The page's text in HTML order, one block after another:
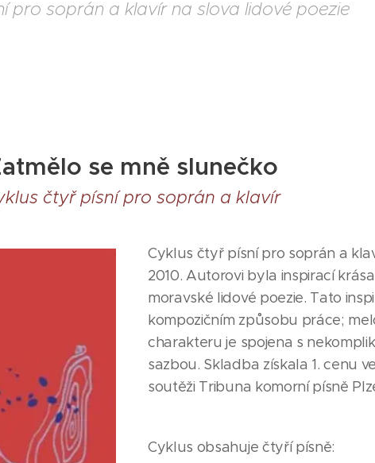
pro soprán a klavír na slova lidové poezie
se mně slunečko
čtyř písní pro soprán a klavír
Cyklus čtyř písní pro soprán a
2010. Autorovi byla inspirací
moravské lidové poezie. Tato
kompozičním způsobu práce;
charakteru je spojena s
sazbou. Skladba získala 1. cenu
soutěži Tribuna komorní písně
Cyklus obsahuje čtyří písně: